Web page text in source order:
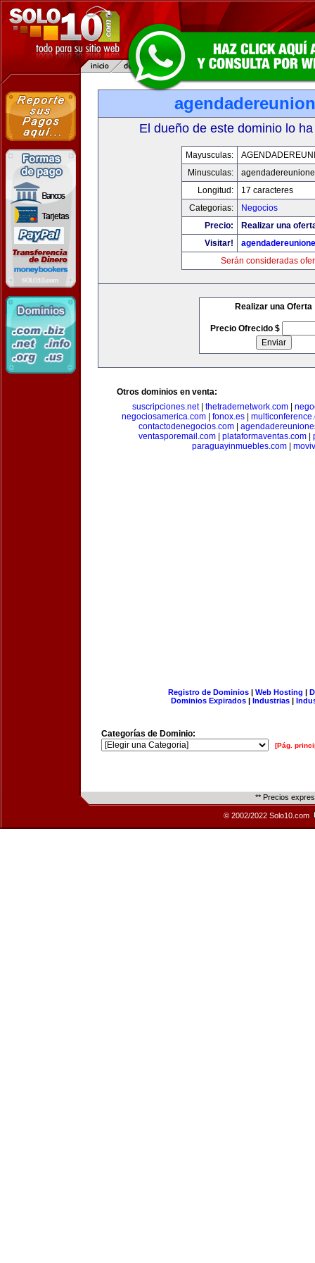
El dueño de este dominio lo
Mayusculas:
Minusculas:
Longitud:
17 caracteres
Categorias:
Negocios
Precio:
Realizar una
Visitar!
Serán consideradas
Realizar una Oferta
Precio Ofrecido $
Otros dominios en venta:
suscripciones.net| thetradernetwork.com|
negociosamerica.com| fonox.es|
contactodenegocios.com|
ventasporemail.com| plataformaventas.com|
paraguayinmuebles.com
Registro de Dominios| Web Hosting |
Dominios Expirados | Industrias |
Categorías de Dominio:
[Pág.
** Precios
© 2002/2022 Solo10.com